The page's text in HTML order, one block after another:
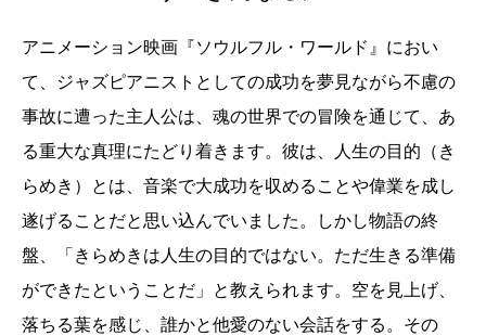
アニメーション映画『ソウルフル・ワールド』におい
て、ジャズピアニストとしての成功を夢見ながら不慮の
事故に遭った主人公は、魂の世界での冒険を通じて、あ
る重大な真理にたどり着きます。彼は、人生の目的（き
らめき）とは、音楽で大成功を収めることや偉業を成し
遂げることだと思い込んでいました。しかし物語の終
盤、「きらめきは人生の目的ではない。ただ生きる準備
ができたということだ」と教えられます。空を見上げ、
落ちる葉を感じ、誰かと他愛のない会話をする。その